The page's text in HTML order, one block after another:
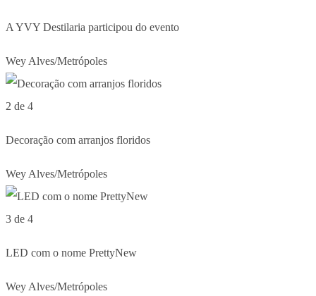
A YVY Destilaria participou do evento
Wey Alves/Metrópoles
2 de 4
Decoração com arranjos floridos
Wey Alves/Metrópoles
3 de 4
LED com o nome PrettyNew
Wey Alves/Metrópoles